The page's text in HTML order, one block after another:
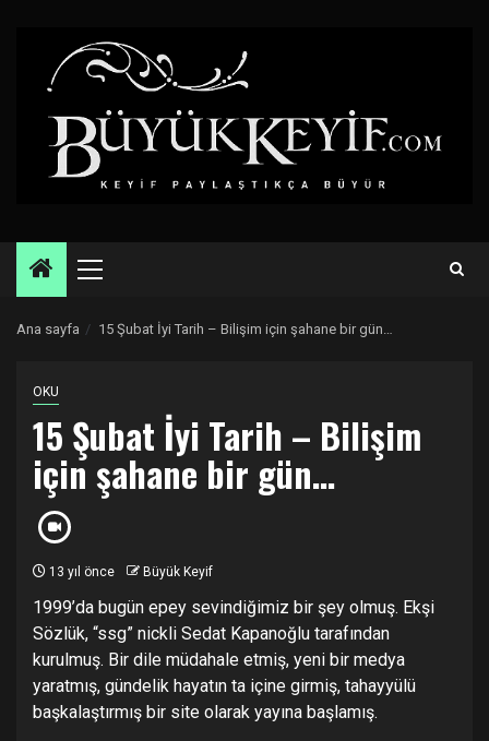
Primary
Ana sayfa 15 Şubat İyi Tarih – Bilişim için şahane bir gün…
OKU
15 Şubat İyi Tarih – Bilişim
için şahane bir gün…
13 yıl önce Büyük Keyif
1999’da bugün epey sevindiğimiz bir şey olmuş. Ekşi
Sözlük, “ssg” nickli Sedat Kapanoğlu tarafından
kurulmuş. Bir dile müdahale etmiş, yeni bir medya
yaratmış, gündelik hayatın ta içine girmiş, tahayyülü
başkalaştırmış bir site olarak yayına başlamış.